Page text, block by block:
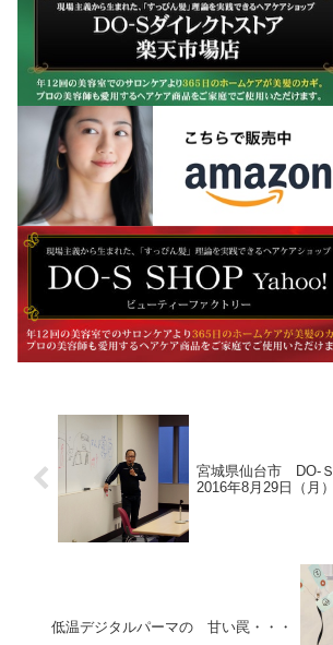
宮城県仙台市 DO-
2016年8月29日（月）
低温デジタルパーマの 甘い罠・・・